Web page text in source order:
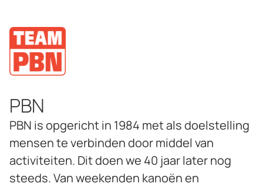
PBN
PBN is opgericht in 1984 met als doelstelling
mensen te verbinden door middel van
activiteiten. Dit doen we 40 jaar later nog
steeds. Van weekenden kanoën en